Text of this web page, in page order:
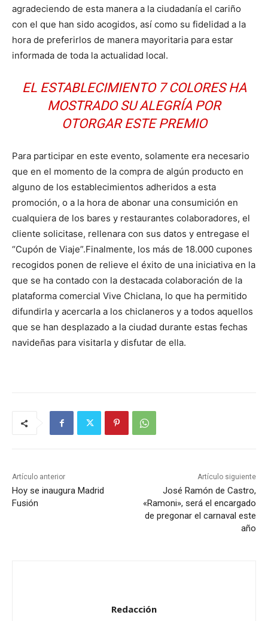
agradeciendo de esta manera a la ciudadanía el cariño
con el que han sido acogidos, así como su fidelidad a la
hora de preferirlos de manera mayoritaria para estar
informada de toda la actualidad local.
EL ESTABLECIMIENTO 7 COLORES HA
MOSTRADO SU ALEGRÍA POR
OTORGAR ESTE PREMIO
Para participar en este evento, solamente era necesario
que en el momento de la compra de algún producto en
alguno de los establecimientos adheridos a esta
promoción, o a la hora de abonar una consumición en
cualquiera de los bares y restaurantes colaboradores, el
cliente solicitase, rellenara con sus datos y entregase el
“Cupón de Viaje”.Finalmente, los más de 18.000 cupones
recogidos ponen de relieve el éxito de una iniciativa en la
que se ha contado con la destacada colaboración de la
plataforma comercial Vive Chiclana, lo que ha permitido
difundirla y acercarla a los chiclaneros y a todos aquellos
que se han desplazado a la ciudad durante estas fechas
navideñas para visitarla y disfutar de ella.
Artículo anterior
Hoy se inaugura Madrid
Fusión
Artículo siguiente
José Ramón de Castro,
«Ramoni», será el encargado
de pregonar el carnaval este
año
Redacción